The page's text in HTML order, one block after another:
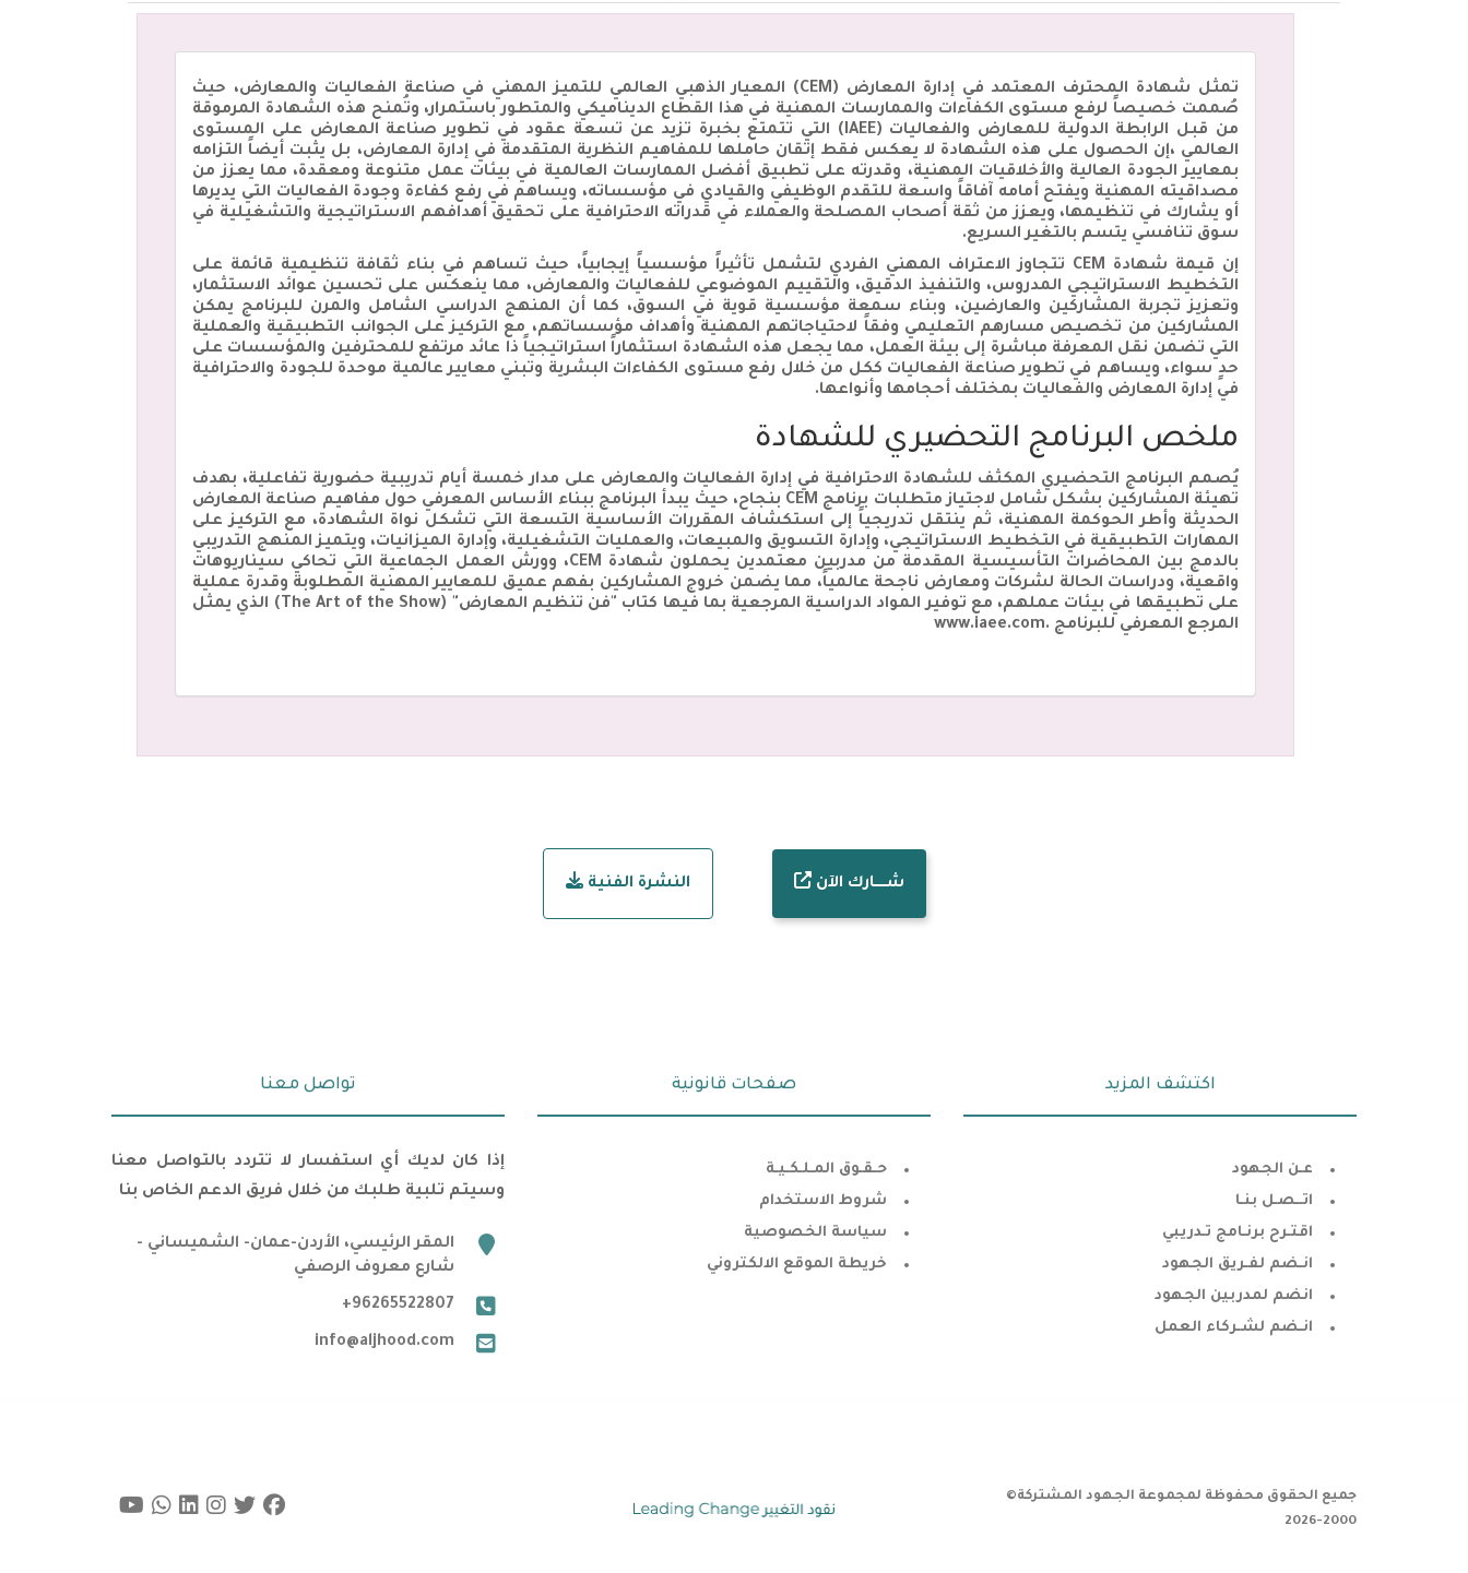
تمثل شهادة المحترف المعتمد في إدارة المعارض (CEM) المعيار الذهبي العالمي للتميز المهني في صناعة الفعاليات والمعارض، حيث
صُممت خصيصاً لرفع مستوى الكفاءات والممارسات المهنية في هذا القطاع الديناميكي والمتطور باستمرار، وتُمنح هذه الشهادة المرموقة
من قبل الرابطة الدولية للمعارض والفعاليات (IAEE) التي تتمتع بخبرة تزيد عن تسعة عقود في تطوير صناعة المعارض على المستوى
العالمي ،إن الحصول على هذه الشهادة لا يعكس فقط إتقان حاملها للمفاهيم النظرية المتقدمة في إدارة المعارض، بل يثبت أيضاً التزامه
بمعايير الجودة العالية والأخلاقيات المهنية، وقدرته على تطبيق أفضل الممارسات العالمية في بيئات عمل متنوعة ومعقدة، مما يعزز من
مصداقيته المهنية ويفتح أمامه آفاقاً واسعة للتقدم الوظيفي والقيادي في مؤسساته، ويساهم في رفع كفاءة وجودة الفعاليات التي يديرها
أو يشارك في تنظيمها، ويعزز من ثقة أصحاب المصلحة والعملاء في قدراته الاحترافية على تحقيق أهدافهم الاستراتيجية والتشغيلية في
سوق تنافسي يتسم بالتغير السريع.
إن قيمة شهادة CEM تتجاوز الاعتراف المهني الفردي لتشمل تأثيراً مؤسسياً إيجابياً، حيث تساهم في بناء ثقافة تنظيمية قائمة على
التخطيط الاستراتيجي المدروس، والتنفيذ الدقيق، والتقييم الموضوعي للفعاليات والمعارض، مما ينعكس على تحسين عوائد الاستثمار،
وتعزيز تجربة المشاركين والعارضين، وبناء سمعة مؤسسية قوية في السوق، كما أن المنهج الدراسي الشامل والمرن للبرنامج يمكن
المشاركين من تخصيص مسارهم التعليمي وفقاً لاحتياجاتهم المهنية وأهداف مؤسساتهم، مع التركيز على الجوانب التطبيقية والعملية
التي تضمن نقل المعرفة مباشرة إلى بيئة العمل، مما يجعل هذه الشهادة استثماراً استراتيجياً ذا عائد مرتفع للمحترفين والمؤسسات على
حدٍ سواء، ويساهم في تطوير صناعة الفعاليات ككل من خلال رفع مستوى الكفاءات البشرية وتبني معايير عالمية موحدة للجودة والاحترافية
في إدارة المعارض والفعاليات بمختلف أحجامها وأنواعها.
ملخص البرنامج التحضيري للشهادة
يُصمم البرنامج التحضيري المكثف للشهادة الاحترافية في إدارة الفعاليات والمعارض على مدار خمسة أيام تدريبية حضورية تفاعلية، بهدف
تهيئة المشاركين بشكل شامل لاجتياز متطلبات برنامج CEM بنجاح، حيث يبدأ البرنامج ببناء الأساس المعرفي حول مفاهيم صناعة المعارض
الحديثة وأطر الحوكمة المهنية، ثم ينتقل تدريجياً إلى استكشاف المقررات الأساسية التسعة التي تشكل نواة الشهادة، مع التركيز على
المهارات التطبيقية في التخطيط الاستراتيجي، وإدارة التسويق والمبيعات، والعمليات التشغيلية، وإدارة الميزانيات، ويتميز المنهج التدريبي
بالدمج بين المحاضرات التأسيسية المقدمة من مدربين معتمدين يحملون شهادة CEM، وورش العمل الجماعية التي تحاكي سيناريوهات
واقعية، ودراسات الحالة لشركات ومعارض ناجحة عالمياً، مما يضمن خروج المشاركين بفهم عميق للمعايير المهنية المطلوبة وقدرة عملية
على تطبيقها في بيئات عملهم، مع توفير المواد الدراسية المرجعية بما فيها كتاب "فن تنظيم المعارض" (The Art of the Show) الذي يمثل
المرجع المعرفي للبرنامج .www.iaee.com
شـــــارك الآن النشرة الفنية
تواصل معنا
إذا كان لديك أي استفسار لا تتردد بالتواصل معنا
وسيتم تلبية طلبك من خلال فريق الدعم الخاص بنا
marker
المقر الرئيسي، الأردن-عمان- الشميساني -
شارع معروف الرصفي
phone
+96265522807
email
info@aljhood.com
صفحات قانونية
حـقـوق المـلـكـيـة
شروط الاستخدام
سياسة الخصوصية
خريطة الموقع الالكتروني
اكتشف المزيد
عـن الجهود
اتــصـل بنـا
اقتـرح برنـامج تـدريبي
انـضم لفـريق الجهود
انضم لمدربين الجهود
انـضم لشـركاء العمل
جميع الحقوق محفوظة لمجموعة الجهود المشتركة©
2000-2026